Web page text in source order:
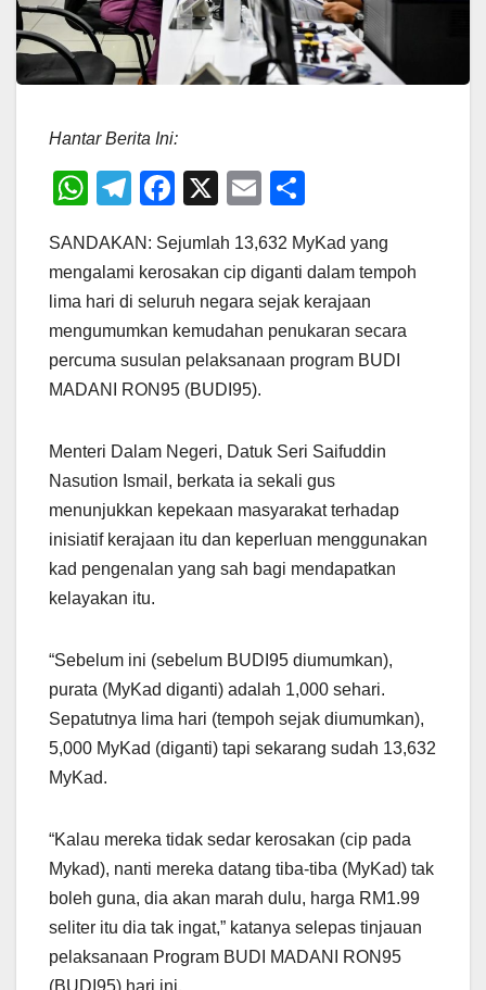
Hantar Berita Ini:
W
at
s
A
p
p
T
e
gr
a
m
F
c
e
b
o
o
X
E
ail ar
e
SANDAKAN: Sejumlah 13,632 MyKad yang
mengalami kerosakan cip diganti dalam tempoh
lima hari di seluruh negara sejak kerajaan
mengumumkan kemudahan penukaran secara
percuma susulan pelaksanaan program BUDI
MADANI RON95 (BUDI95).
Menteri Dalam Negeri, Datuk Seri Saifuddin
Nasution Ismail, berkata ia sekali gus
menunjukkan kepekaan masyarakat terhadap
inisiatif kerajaan itu dan keperluan menggunakan
kad pengenalan yang sah bagi mendapatkan
kelayakan itu.
“Sebelum ini (sebelum BUDI95 diumumkan),
purata (MyKad diganti) adalah 1,000 sehari.
Sepatutnya lima hari (tempoh sejak diumumkan),
5,000 MyKad (diganti) tapi sekarang sudah 13,632
MyKad.
“Kalau mereka tidak sedar kerosakan (cip pada
Mykad), nanti mereka datang tiba-tiba (MyKad) tak
boleh guna, dia akan marah dulu, harga RM1.99
seliter itu dia tak ingat,” katanya selepas tinjauan
pelaksanaan Program BUDI MADANI RON95